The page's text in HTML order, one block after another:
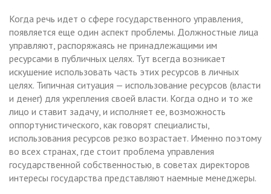
Когда речь идет о сфере государственного управления,
появляется еще один аспект проблемы. Должностные лица
управляют, распоряжаясь не принадлежащими им
ресурсами в публичных целях. Тут всегда возникает
искушение использовать часть этих ресурсов в личных
целях. Типичная ситуация — использование ресурсов (власти
и денег) для укрепления своей власти. Когда одно и то же
лицо и ставит задачу, и исполняет ее, возможность
оппортунистического, как говорят специалисты,
использования ресурсов резко возрастает. Именно поэтому
во всех странах, где стоит проблема управления
государственной собственностью, в советах директоров
интересы государства представляют наемные менеджеры.